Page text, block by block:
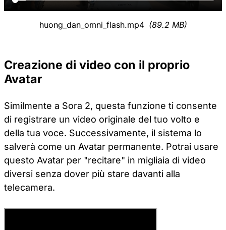
huong_dan_omni_flash.mp4 (89.2 MB)
Creazione di video con il proprio
Avatar
Similmente a Sora 2, questa funzione ti consente
di registrare un video originale del tuo volto e
della tua voce. Successivamente, il sistema lo
salverà come un Avatar permanente. Potrai usare
questo Avatar per "recitare" in migliaia di video
diversi senza dover più stare davanti alla
telecamera.